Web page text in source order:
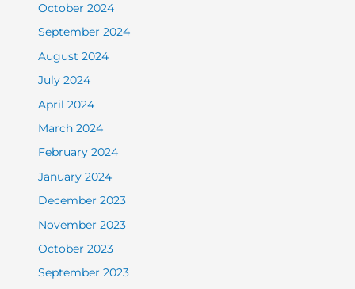
October 2024
September 2024
August 2024
July 2024
April 2024
March 2024
February 2024
January 2024
December 2023
November 2023
October 2023
September 2023